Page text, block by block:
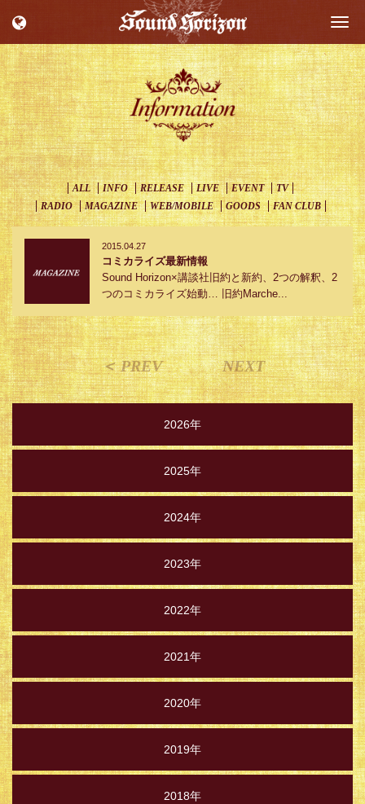
ALL INFO RELEASE LIVE EVENT
TV
RADIO
MAGAZINE WEB/MOBILE GOODS FAN CLUB
2015.04.27
コミカライズ最新情報
Sound Horizon×講談社旧約と新約、2つの解釈、2
つのコミカライズ始動… 旧約Marche...
＜ PREV NEXT
2026年
2025年
2024年
2023年
2022年
2021年
2020年
2019年
2018年